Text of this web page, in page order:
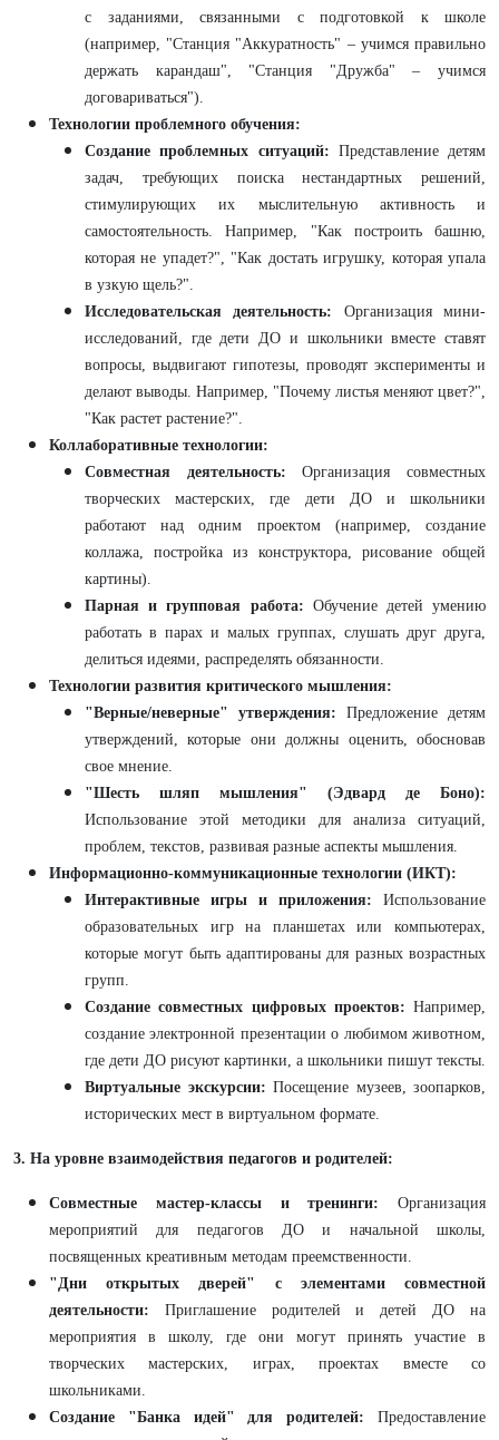
с заданиями, связанными с подготовкой к школе
(например, "Станция "Аккуратность" – учимся правильно
держать карандаш", "Станция "Дружба" – учимся
договариваться").
Технологии проблемного обучения:
Создание проблемных ситуаций: Представление детям
задач, требующих поиска нестандартных решений,
стимулирующих их мыслительную активность и
самостоятельность. Например, "Как построить башню,
которая не упадет?", "Как достать игрушку, которая упала
в узкую щель?".
Исследовательская деятельность: Организация мини-
исследований, где дети ДО и школьники вместе ставят
вопросы, выдвигают гипотезы, проводят эксперименты и
делают выводы. Например, "Почему листья меняют цвет?",
"Как растет растение?".
Коллаборативные технологии:
Совместная деятельность: Организация совместных
творческих мастерских, где дети ДО и школьники
работают над одним проектом (например, создание
коллажа, постройка из конструктора, рисование общей
картины).
Парная и групповая работа: Обучение детей умению
работать в парах и малых группах, слушать друг друга,
делиться идеями, распределять обязанности.
Технологии развития критического мышления:
"Верные/неверные" утверждения: Предложение детям
утверждений, которые они должны оценить, обосновав
свое мнение.
"Шесть шляп мышления" (Эдвард де Боно):
Использование этой методики для анализа ситуаций,
проблем, текстов, развивая разные аспекты мышления.
Информационно-коммуникационные технологии (ИКТ):
Интерактивные игры и приложения: Использование
образовательных игр на планшетах или компьютерах,
которые могут быть адаптированы для разных возрастных
групп.
Создание совместных цифровых проектов: Например,
создание электронной презентации о любимом животном,
где дети ДО рисуют картинки, а школьники пишут тексты.
Виртуальные экскурсии: Посещение музеев, зоопарков,
исторических мест в виртуальном формате.
3. На уровне взаимодействия педагогов и родителей:
Совместные мастер-классы и тренинги: Организация
мероприятий для педагогов ДО и начальной школы,
посвященных креативным методам преемственности.
"Дни открытых дверей" с элементами совместной
деятельности: Приглашение родителей и детей ДО на
мероприятия в школу, где они могут принять участие в
творческих мастерских, играх, проектах вместе со
школьниками.
Создание "Банка идей" для родителей: Предоставление